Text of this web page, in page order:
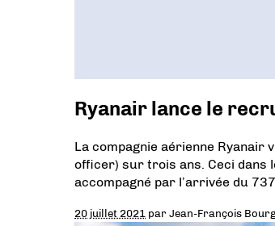
Ryanair lance le
La compagnie aérienne Ryanair
officer) sur trois ans. Ceci dans
accompagné par l’arrivée du
20 juillet 2021 parJean-François